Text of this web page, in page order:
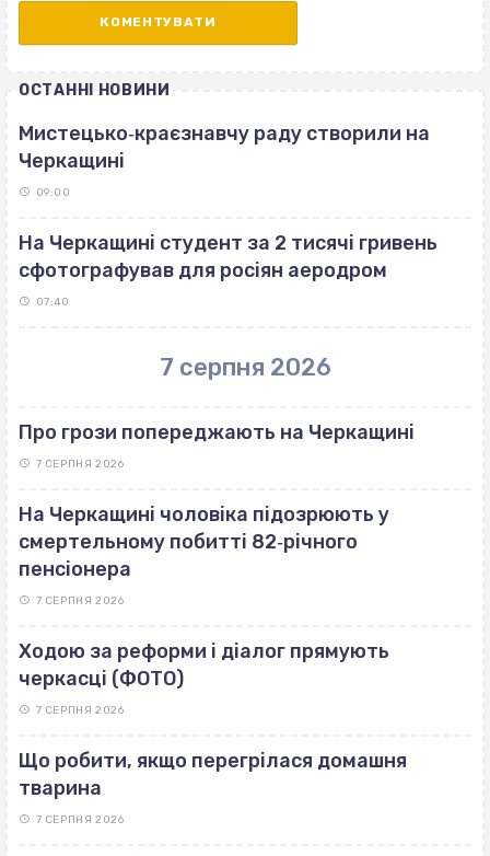
ОСТАННІ НОВИНИ
Мистецько‐краєзнавчу раду створили на
Черкащині
09:00
На Черкащині студент за 2 тисячі гривень
сфотографував для росіян аеродром
07:40
7 серпня 2026
Про грози попереджають на Черкащині
7 СЕРПНЯ 2026
На Черкащині чоловіка підозрюють у
смертельному побитті 82‐річного
пенсіонера
7 СЕРПНЯ 2026
Ходою за реформи і діалог прямують
черкасці (ФОТО)
7 СЕРПНЯ 2026
Що робити, якщо перегрілася домашня
тварина
7 СЕРПНЯ 2026